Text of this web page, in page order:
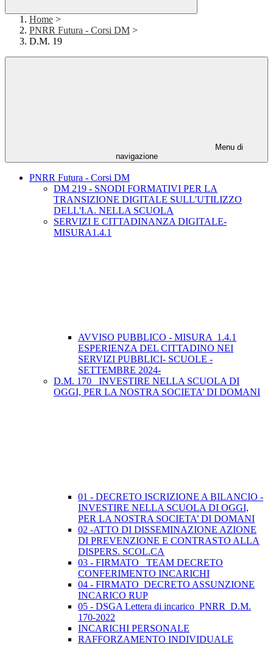
Home >
PNRR Futura - Corsi DM >
D.M. 19
Menu di
navigazione
PNRR Futura - Corsi DM
DM 219 - SNODI FORMATIVI PER LA
TRANSIZIONE DIGITALE SULL'UTILIZZO
DELL'I.A. NELLA SCUOLA
SERVIZI E CITTADINANZA DIGITALE-
MISURA1.4.1
AVVISO PUBBLICO - MISURA 1.4.1
ESPERIENZA DEL CITTADINO NEI
SERVIZI PUBBLICI- SCUOLE -
SETTEMBRE 2024-
D.M. 170_ INVESTIRE NELLA SCUOLA DI
OGGI, PER LA NOSTRA SOCIETA’ DI DOMANI
01 - DECRETO ISCRIZIONE A BILANCIO -
INVESTIRE NELLA SCUOLA DI OGGI,
PER LA NOSTRA SOCIETA’ DI DOMANI
02 -ATTO DI DISSEMINAZIONE AZIONE
DI PREVENZIONE E CONTRASTO ALLA
DISPERS. SCOL.CA
03 - FIRMATO_ TEAM DECRETO
CONFERIMENTO INCARICHI
04 - FIRMATO_DECRETO ASSUNZIONE
INCARICO RUP
05 - DSGA Lettera di incarico_PNRR_D.M.
170-2022
INCARICHI PERSONALE
RAFFORZAMENTO INDIVIDUALE